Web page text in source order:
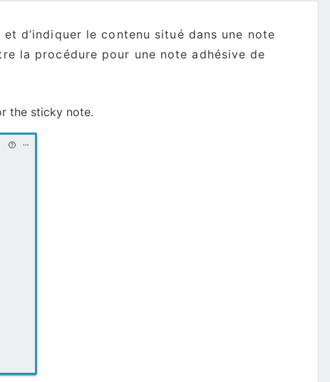
d’indiquer le contenu situé dans une note
la procédure pour une note adhésive de
the sticky note.